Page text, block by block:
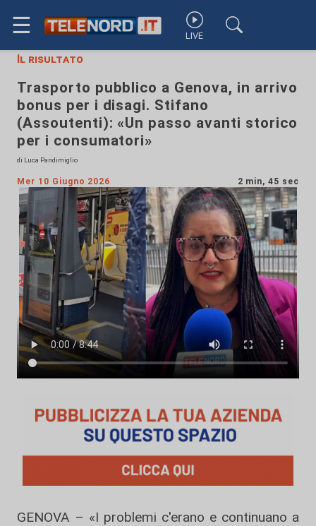
☰ LIVE
Il risultato
Trasporto pubblico a Genova, in arrivo
bonus per i disagi. Stifano
(Assoutenti): «Un passo avanti storico
per i consumatori»
di Luca Pandimiglio
Mer 10 Giugno 2026 2 min, 45 sec
GENOVA – «I problemi c'erano e continuano a